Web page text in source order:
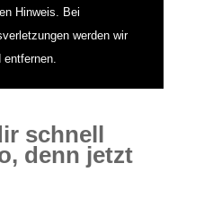
Hinweis. Bei
werden wir
entfernen.
schnell
denn jetzt